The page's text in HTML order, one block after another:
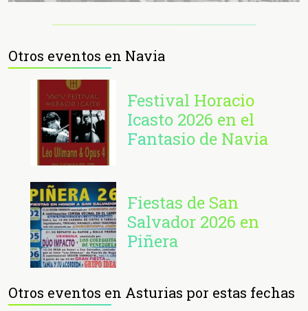
Otros eventos en Navia
Festival Horacio
Icasto 2026 en el
Fantasio de Navia
Fiestas de San
Salvador 2026 en
Piñera
Otros eventos en Asturias por estas fechas